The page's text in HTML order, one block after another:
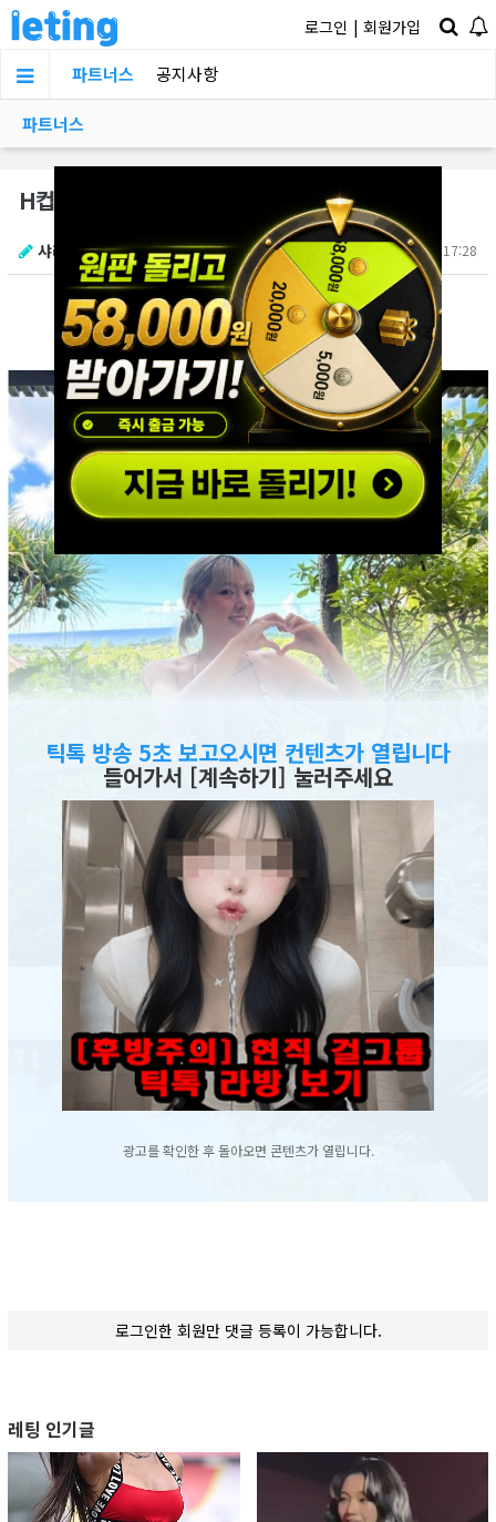
로그인 | 회원가입
파트너스 공지사항
파트너스
H컵의 실물체감샷
샤라웃 2025.09.17 17:28
틱톡 방송 5초 보고오시면 컨텐츠가 열립니다
들어가서 [계속하기] 눌러주세요
광고를 확인한 후 돌아오면 콘텐츠가 열립니다.
로그인한 회원만 댓글 등록이 가능합니다.
레팅 인기글